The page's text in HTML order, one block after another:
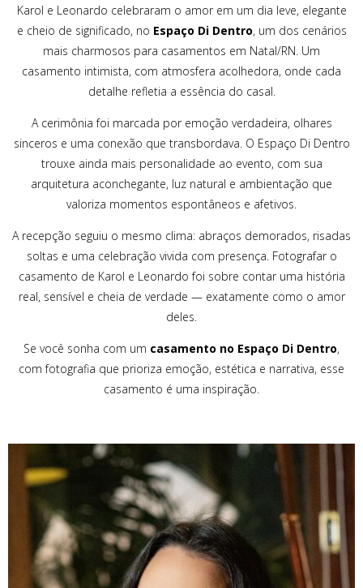
Karol e Leonardo celebraram o amor em um dia leve, elegante
e cheio de significado, no Espaço Di Dentro, um dos cenários
mais charmosos para casamentos em Natal/RN. Um
casamento intimista, com atmosfera acolhedora, onde cada
detalhe refletia a essência do casal.
A cerimônia foi marcada por emoção verdadeira, olhares
sinceros e uma conexão que transbordava. O Espaço Di Dentro
trouxe ainda mais personalidade ao evento, com sua
arquitetura aconchegante, luz natural e ambientação que
valoriza momentos espontâneos e afetivos.
A recepção seguiu o mesmo clima: abraços demorados, risadas
soltas e uma celebração vivida com presença. Fotografar o
casamento de Karol e Leonardo foi sobre contar uma história
real, sensível e cheia de verdade — exatamente como o amor
deles.
Se você sonha com um casamento no Espaço Di Dentro,
com fotografia que prioriza emoção, estética e narrativa, esse
casamento é uma inspiração.